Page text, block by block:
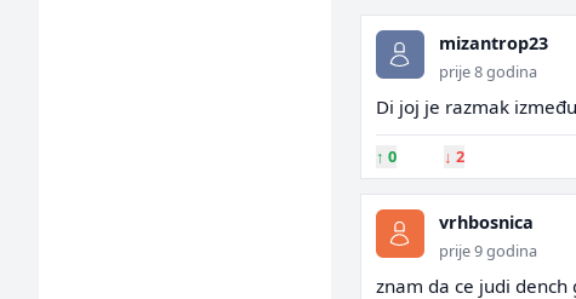
mizantrop23
prije 8 godina
Di joj je razmak
↑ 0 ↓ 2
vrhbosnica
prije 9 godina
znam da ce judi